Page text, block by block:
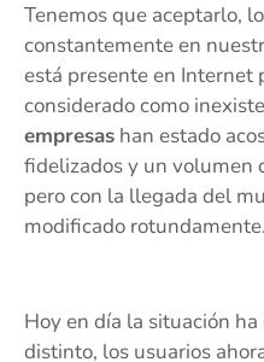
Tenemos que aceptarlo,
constantemente en
está presente en Internet
considerado como
empresas han estado
fidelizados y un volumen
pero con la llegada del
modificado rotundamente.
Hoy en día la situación
distinto, los usuarios